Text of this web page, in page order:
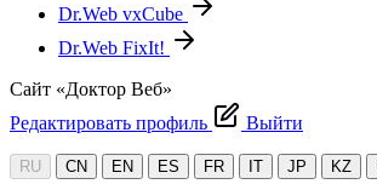
Dr.Web vxCube
Dr.Web FixIt!
Сайт «Доктор Веб»
Редактировать профиль
Выйти
RU CN EN ES FR IT JP KZ